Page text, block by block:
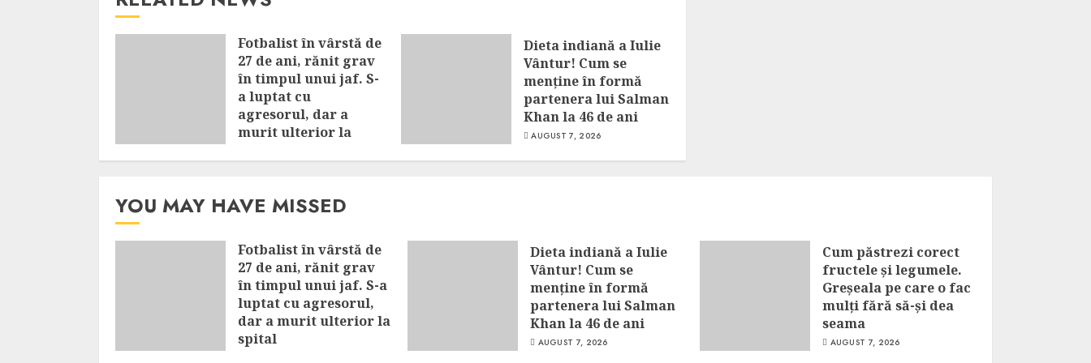
Fotbalist în vârstă de
27 de ani, rănit grav
în timpul unui jaf. S-
a luptat cu
agresorul, dar a
murit ulterior la
Dieta indiană a Iulie
Vântur! Cum se
menține în formă
partenera lui Salman
Khan la 46 de ani
AUGUST 7, 2026
YOU MAY HAVE MISSED
Fotbalist în vârstă de
27 de ani, rănit grav
în timpul unui jaf. S-a
luptat cu agresorul,
dar a murit ulterior la
spital
Dieta indiană a Iulie
Vântur! Cum se
menține în formă
partenera lui Salman
Khan la 46 de ani
AUGUST 7, 2026
Cum păstrezi corect
fructele și legumele.
Greșeala pe care o fac
mulți fără să-și dea
seama
AUGUST 7, 2026